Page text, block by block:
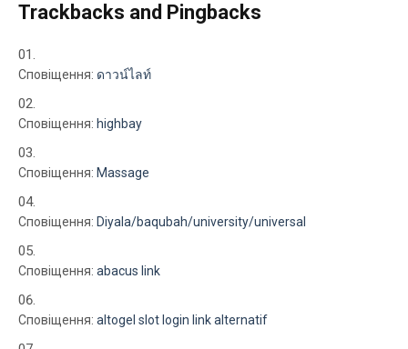
Trackbacks and Pingbacks
Сповіщення: ดาวน์ไลท์
Сповіщення: highbay
Сповіщення: Massage
Сповіщення: Diyala/baqubah/university/universal
Сповіщення: abacus link
Сповіщення: altogel slot login link alternatif